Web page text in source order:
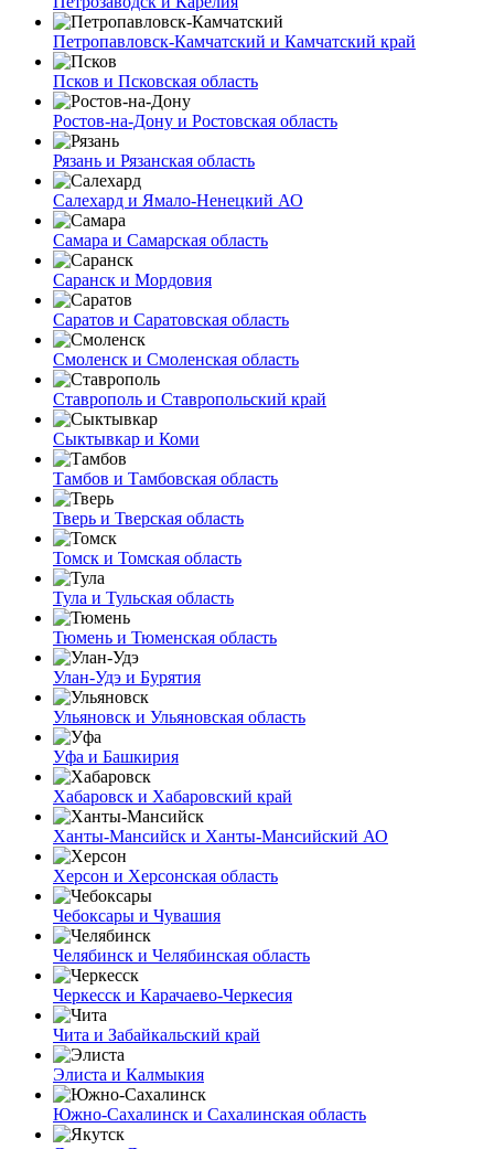
Петропавловск-Камчатский и Камчатский край
Псков и Псковская область
Ростов-на-Дону и Ростовская область
Рязань и Рязанская область
Салехард и Ямало-Ненецкий АО
Самара и Самарская область
Саранск и Мордовия
Саратов и Саратовская область
Смоленск и Смоленская область
Ставрополь и Ставропольский край
Сыктывкар и Коми
Тамбов и Тамбовская область
Тверь и Тверская область
Томск и Томская область
Тула и Тульская область
Тюмень и Тюменская область
Улан-Удэ и Бурятия
Ульяновск и Ульяновская область
Уфа и Башкирия
Хабаровск и Хабаровский край
Ханты-Мансийск и Ханты-Мансийский АО
Херсон и Херсонская область
Чебоксары и Чувашия
Челябинск и Челябинская область
Черкесск и Карачаево-Черкесия
Чита и Забайкальский край
Элиста и Калмыкия
Южно-Сахалинск и Сахалинская область